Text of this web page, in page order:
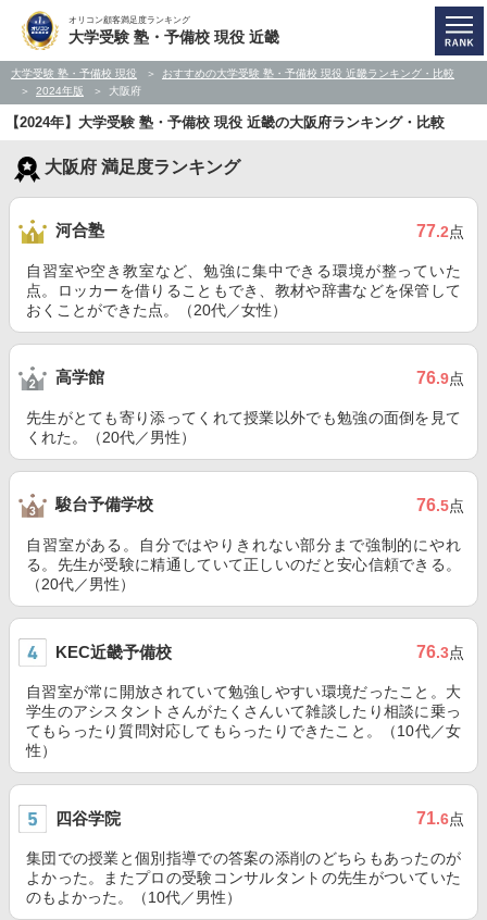
オリコン顧客満足度ランキング
大学受験 塾・予備校 現役 近畿
大学受験 塾・予備校 現役
おすすめの大学受験 塾・予備校 現役 近畿ランキング・比較
2024年版
大阪府
【2024年】大学受験 塾・予備校 現役 近畿の大阪府ランキング・比較
大阪府 満足度ランキング
河合塾 77.2点
自習室や空き教室など、勉強に集中できる環境が整っていた
点。ロッカーを借りることもでき、教材や辞書などを保管して
おくことができた点。（20代／女性）
高学館 76.9点
先生がとても寄り添ってくれて授業以外でも勉強の面倒を見て
くれた。（20代／男性）
駿台予備学校 76.5点
自習室がある。自分ではやりきれない部分まで強制的にやれ
る。先生が受験に精通していて正しいのだと安心信頼できる。
（20代／男性）
KEC近畿予備校 76.3点
自習室が常に開放されていて勉強しやすい環境だったこと。大
学生のアシスタントさんがたくさんいて雑談したり相談に乗っ
てもらったり質問対応してもらったりできたこと。（10代／女
性）
四谷学院 71.6点
集団での授業と個別指導での答案の添削のどちらもあったのが
よかった。またプロの受験コンサルタントの先生がついていた
のもよかった。（10代／男性）